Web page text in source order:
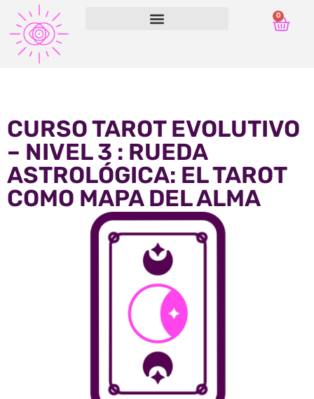
0
CURSO TAROT EVOLUTIVO
– NIVEL 3 : RUEDA
ASTROLÓGICA: EL TAROT
COMO MAPA DEL ALMA